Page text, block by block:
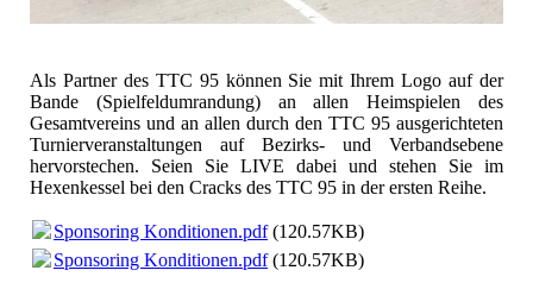
Als Partner des TTC 95 können Sie mit Ihrem Logo auf der
Bande (Spielfeldumrandung) an allen Heimspielen des
Gesamtvereins und an allen durch den TTC 95 ausgerichteten
Turnierveranstaltungen auf Bezirks- und Verbandsebene
hervorstechen. Seien Sie LIVE dabei und stehen Sie im
Hexenkessel bei den Cracks des TTC 95 in der ersten Reihe.
Sponsoring Konditionen.pdf(120.57KB)
Sponsoring Konditionen.pdf(120.57KB)